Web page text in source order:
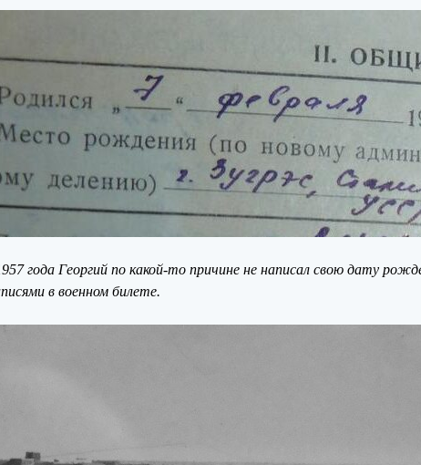
года Георгий по какой-то причине не написал свою дату
в военном билете.